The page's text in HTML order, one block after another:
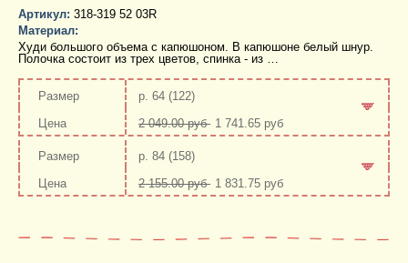
Артикул: 318-319 52 03R
Материал:
Худи большого объема с капюшоном. В капюшоне белый шнур.
Полочка состоит из трех цветов, спинка - из …
р. 64 (122)
2 049.00 руб 1 741.65 руб
-р. 84 (158)
2 155.00 руб 1 831.75 руб